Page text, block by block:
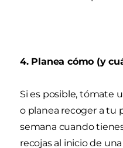
4. Planea cómo (y
Si es posible, tómate
o planea recoger a tu
semana cuando
recojas al inicio de